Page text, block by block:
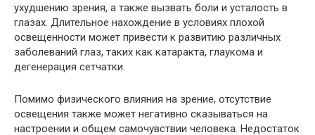
ухудшению зрения, а также вызвать боли и усталость в
глазах. Длительное нахождение в условиях плохой
освещенности может привести к развитию различных
заболеваний глаз, таких как катаракта, глаукома и
дегенерация сетчатки.
Помимо физического влияния на зрение, отсутствие
освещения также может негативно сказываться на
настроении и общем самочувствии человека. Недостаток